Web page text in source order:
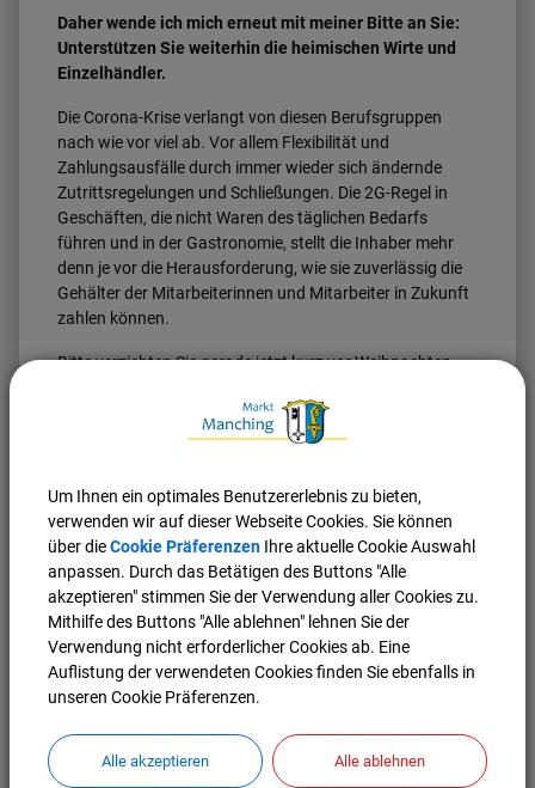
Daher wende ich mich erneut mit meiner Bitte an Sie:
Unterstützen Sie weiterhin die heimischen Wirte und
Einzelhändler.
Die Corona-Krise verlangt von diesen Berufsgruppen
nach wie vor viel ab. Vor allem Flexibilität und
Zahlungsausfälle durch immer wieder sich ändernde
Zutrittsregelungen und Schließungen. Die 2G-Regel in
Geschäften, die nicht Waren des täglichen Bedarfs
führen und in der Gastronomie, stellt die Inhaber mehr
denn je vor die Herausforderung, wie sie zuverlässig die
Gehälter der Mitarbeiterinnen und Mitarbeiter in Zukunft
zahlen können.
Bitte verzichten Sie gerade jetzt kurz vor Weihnachten
unserer lokalen Händler. Genauso bieten die
Gastronomen in Manching an, dass wir unsere
bekommen. Nehmen Sie bitte auch diese Möglichkeit
wahr und unterstützen Sie unsere Wirte durch Ihre
Bestellungen.
Falls Sie darüber hinaus den Einzelhandel und auch die
Wirte unterstützen möchten, gibt es die Möglichkeit,
Gutscheine - auch als Geschenkidee zu Weihnachten - zu
kaufen.
Mir ist es persönlich ein großes Anliegen, dass der
diese für alle anstrengenden Zeiten überstehen.
der kann, möchte bitte einen Beitrag leisten, damit wir
Um Ihnen ein optimales Benutzererlebnis zu bieten,
verwenden wir auf dieser Webseite Cookies. Sie können
über dieCookie Präferenzen Ihre aktuelle Cookie Auswahl
anpassen. Durch das Betätigen des Buttons "Alle
akzeptieren" stimmen Sie der Verwendung aller Cookies zu.
Mithilfe des Buttons "Alle ablehnen" lehnen Sie der
Verwendung nicht erforderlicher Cookies ab. Eine
Auflistung der verwendeten Cookies finden Sie ebenfalls in
unseren Cookie Präferenzen.
Alle akzeptieren Alle ablehnen